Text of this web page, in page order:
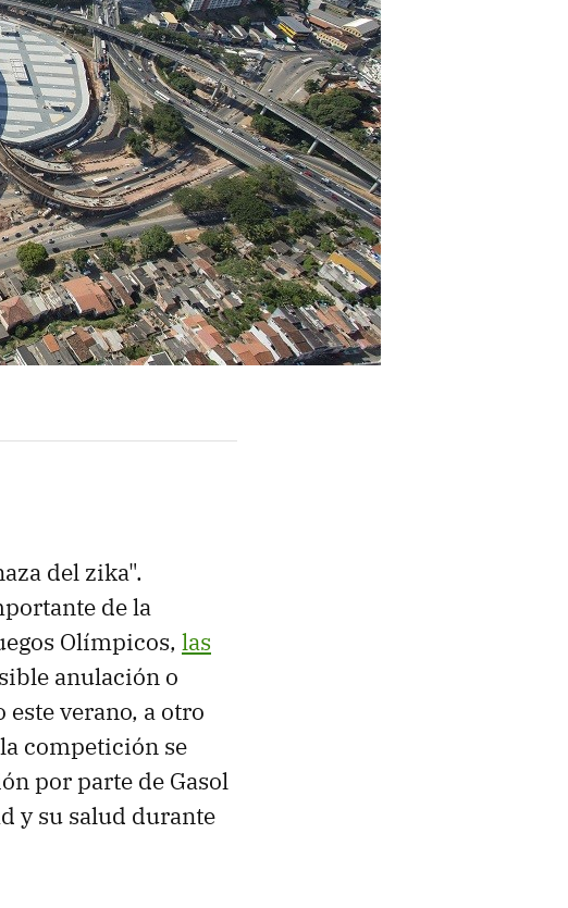
del zika".
de la
Olímpicos, las
anulación o
verano, a otro
competición se
por parte de Gasol
y su salud durante